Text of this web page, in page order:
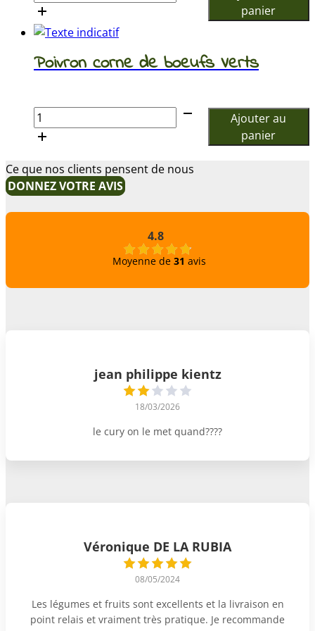
de
Asperge
verte
panier
Poivron corne de boeufs Verts
quantité
de
corne
de
boeufs
Verts
Ajouter au
panier
Ce que nos clients pensent de nous
DONNEZ VOTRE AVIS
4.8
Moyenne de 31 avis
jean philippe kientz
18/03/2026
le cury on le met quand????
Véronique DE LA RUBIA
08/05/2024
Les légumes et fruits sont excellents et la livraison en
point relais et vraiment très pratique. Je recommande